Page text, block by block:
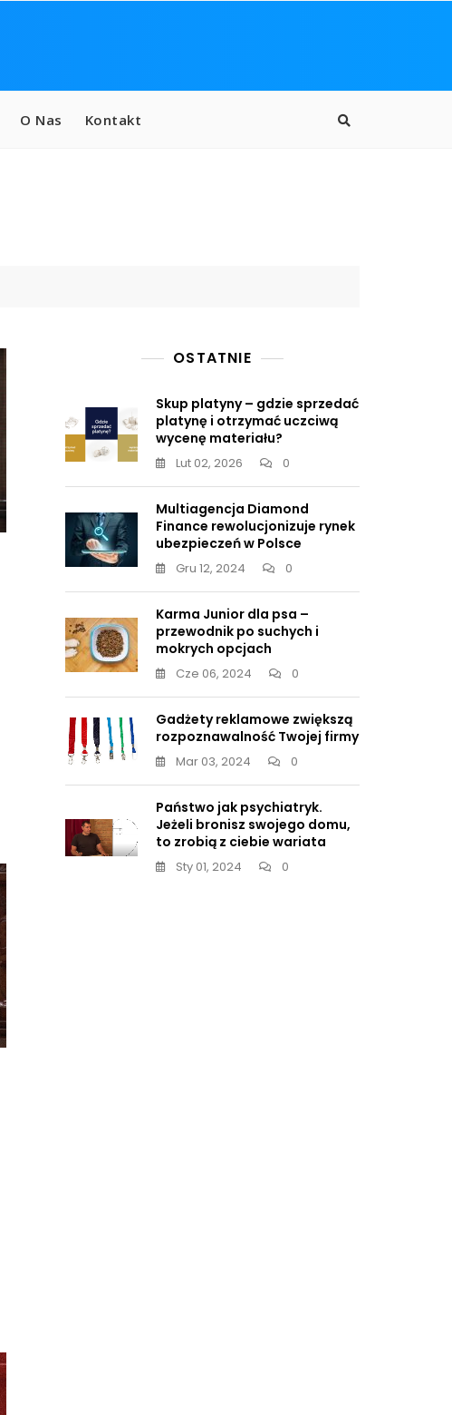
O Nas Kontakt
OSTATNIE
Skup platyny – gdzie sprzedać
platynę i otrzymać uczciwą
wycenę materiału?
Lut 02, 2026 0
Multiagencja Diamond
Finance rewolucjonizuje rynek
ubezpieczeń w Polsce
Gru 12, 2024 0
Karma Junior dla psa –
przewodnik po suchych i
mokrych opcjach
Cze 06, 2024 0
Gadżety reklamowe zwiększą
rozpoznawalność Twojej firmy
Mar 03, 2024 0
Państwo jak psychiatryk.
Jeżeli bronisz swojego domu,
to zrobią z ciebie wariata
Sty 01, 2024 0